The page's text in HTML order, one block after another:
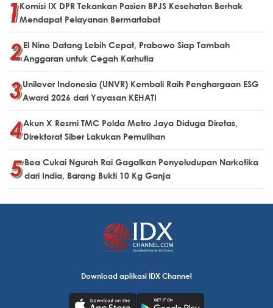
Komisi IX DPR Tekankan Pasien BPJS Kesehatan Berhak
Mendapat Pelayanan Bermartabat
El Nino Datang Lebih Cepat, Prabowo Siap Tambah
Anggaran untuk Cegah Karhutla
Unilever Indonesia (UNVR) Kembali Raih Penghargaan ESG
Award 2026 dari Yayasan KEHATI
Akun X Resmi TMC Polda Metro Jaya Diduga Diretas,
Direktorat Siber Lakukan Pemulihan
Bea Cukai Ngurah Rai Gagalkan Penyeludupan Narkotika
dari India, Barang Bukti 10 Kg Ganja
Download aplikasi IDX Channel